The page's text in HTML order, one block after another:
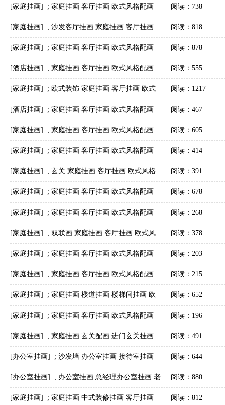
客户订制作品安装实际图
字画美客户订制作品安装实际图
[家庭挂画] ; 家庭挂画 客厅挂画 欧式风格配画
字画美客户订制作品安装实际图
阅读：738
[家庭挂画] ; 沙发客厅挂画 家庭挂画 客厅挂画
欧式风格配画 字画美客户订制作品安装实际图
阅读：818
[家庭挂画] ; 家庭挂画 客厅挂画 欧式风格配画
字画美客户订制作品安装实际图
阅读：878
[酒店挂画] ; 家庭挂画 客厅挂画 欧式风格配画
字画美客户订制作品安装实际图
阅读：555
[家庭挂画] ; 欧式装饰 家庭挂画 客厅挂画 欧式
风格配画 字画美客户订制作品安装实际图
阅读：1217
[酒店挂画] ; 家庭挂画 客厅挂画 欧式风格配画
字画美客户订制作品安装实际图
阅读：467
[家庭挂画] ; 家庭挂画 客厅挂画 欧式风格配画
字画美客户订制作品安装实际图
阅读：605
[家庭挂画] ; 家庭挂画 客厅挂画 欧式风格配画
字画美客户订制作品安装实际图
阅读：414
[家庭挂画] ; 玄关 家庭挂画 客厅挂画 欧式风格
配画 字画美客户订制作品安装实际图
阅读：391
[家庭挂画] ; 家庭挂画 客厅挂画 欧式风格配画
字画美客户订制作品安装实际图
阅读：678
[家庭挂画] ; 家庭挂画 客厅挂画 欧式风格配画
字画美客户订制作品安装实际图
阅读：268
[家庭挂画] ; 双联画 家庭挂画 客厅挂画 欧式风
格配画 字画美客户订制作品安装实际图
阅读：378
[家庭挂画] ; 家庭挂画 客厅挂画 欧式风格配画
字画美客户订制作品安装实际图
阅读：203
[家庭挂画] ; 家庭挂画 客厅挂画 欧式风格配画
字画美客户订制作品安装实际图
阅读：215
[家庭挂画] ; 家庭挂画 楼道挂画 楼梯间挂画 欧
式风格配画 字画美客户订制作品安装实际图
阅读：652
[家庭挂画] ; 家庭挂画 客厅挂画 欧式风格配画
字画美客户订制作品安装实际图
阅读：196
[家庭挂画] ; 家庭挂画 玄关配画 进门玄关挂画
字画美客户订制作品安装实际图
阅读：491
[办公室挂画] ; 沙发墙 办公室挂画 接待室挂画
迎宾厅挂画 字画美客户订制作品安装实际图
阅读：644
[办公室挂画] ; 办公室挂画 总经理办公室挂画 老
板办公室挂画 董事长办公室挂画 字画美客户订
阅读：880
[家庭挂画] ; 家庭挂画 中式装修挂画 客厅挂画 阅读：812